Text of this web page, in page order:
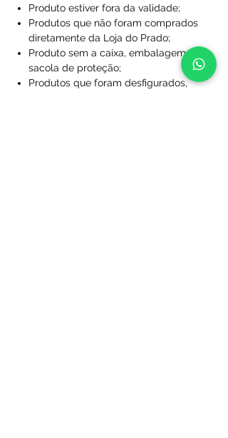
Produto estiver fora da validade;
Produtos que não foram comprados
diretamente da Loja do Prado;
Produto sem a caixa, embalagem ou
sacola de proteção;
Produtos que foram desfigurados,